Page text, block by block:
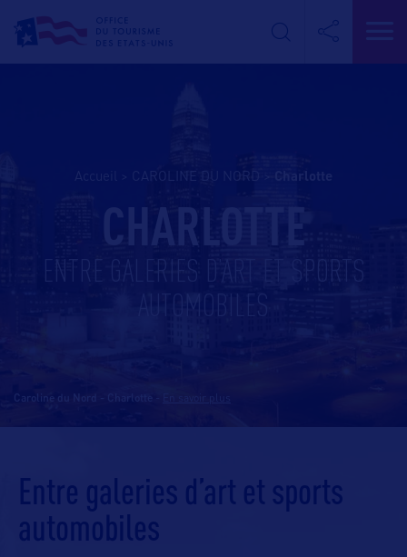
CAROLINE DU NORD
CHARLOTTE
ENTRE GALERIES D’ART ET SPORTS
AUTOMOBILES
Caroline du Nord - Charlotte
Entre galeries d’art et sports